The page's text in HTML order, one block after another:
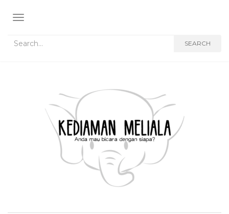
TOGGLE NAVIGATION
Search for: SEARCH